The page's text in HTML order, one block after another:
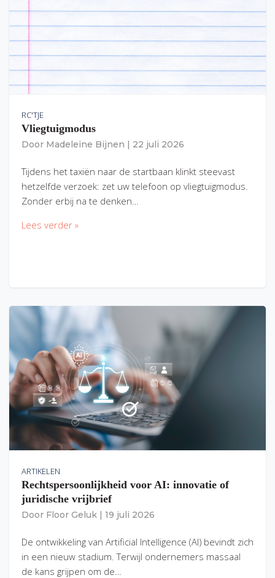
RC'TJE
Vliegtuigmodus
Door Madeleine Bijnen 22 juli 2026
Tijdens het taxiën naar de startbaan klinkt steevast
hetzelfde verzoek: zet uw telefoon op vliegtuigmodus.
Zonder erbij na te denken…
Lees verder »
ARTIKELEN
Rechtspersoonlijkheid voor AI: innovatie of
juridische vrijbrief
Door Floor Geluk 19 juli 2026
De ontwikkeling van Artificial Intelligence (AI) bevindt zich
in een nieuw stadium. Terwijl ondernemers massaal
de kans grijpen om de…